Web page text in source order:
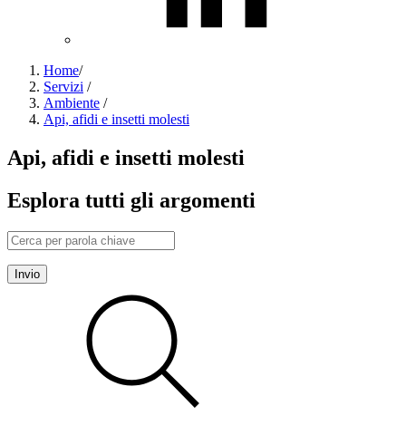
Home/
Servizi /
Ambiente /
Api, afidi e insetti molesti
Api, afidi e insetti molesti
Esplora tutti gli argomenti
Invio